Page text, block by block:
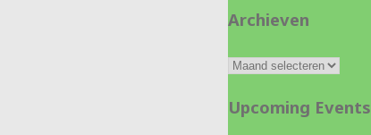
Archieven
Archieven
Upcoming Events